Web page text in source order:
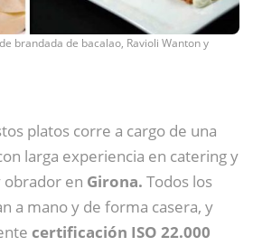
brandada de bacalao, Ravioli Wanton y
platos corre a cargo de una
larga experiencia en catering y
obrador en Girona. Todos los
a mano y de forma casera, y
certificación ISO 22.000